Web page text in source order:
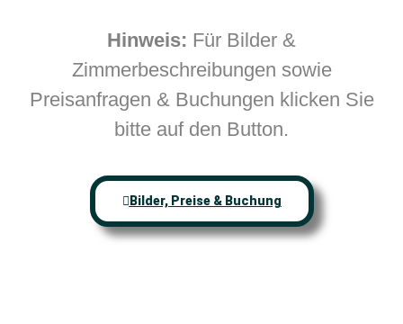
Hinweis: Für Bilder &
Zimmerbeschreibungen sowie
Preisanfragen & Buchungen klicken Sie
bitte auf den Button.
Bilder, Preise & Buchung